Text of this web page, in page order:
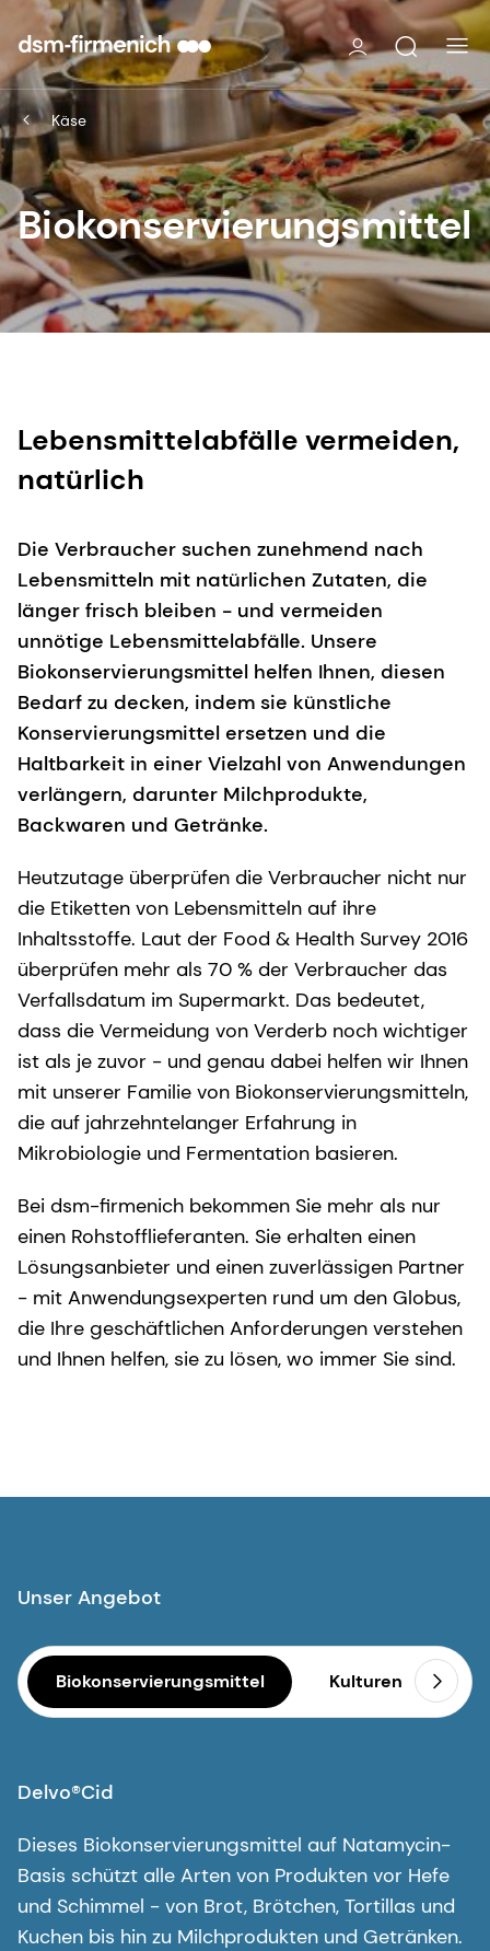
Käse
Biokonservierungsmittel
Lebensmittelabfälle vermeiden,
natürlich
Die Verbraucher suchen zunehmend nach
Lebensmitteln mit natürlichen Zutaten, die
länger frisch bleiben - und vermeiden
unnötige Lebensmittelabfälle. Unsere
Biokonservierungsmittel helfen Ihnen, diesen
Bedarf zu decken, indem sie künstliche
Konservierungsmittel ersetzen und die
Haltbarkeit in einer Vielzahl von Anwendungen
verlängern, darunter Milchprodukte,
Backwaren und Getränke.
Heutzutage überprüfen die Verbraucher nicht nur
die Etiketten von Lebensmitteln auf ihre
Inhaltsstoffe. Laut der Food & Health Survey 2016
überprüfen mehr als 70 % der Verbraucher das
Verfallsdatum im Supermarkt. Das bedeutet,
dass die Vermeidung von Verderb noch wichtiger
ist als je zuvor - und genau dabei helfen wir Ihnen
mit unserer Familie von Biokonservierungsmitteln,
die auf jahrzehntelanger Erfahrung in
Mikrobiologie und Fermentation basieren.
Bei dsm-firmenich bekommen Sie mehr als nur
einen Rohstofflieferanten. Sie erhalten einen
Lösungsanbieter und einen zuverlässigen Partner
- mit Anwendungsexperten rund um den Globus,
die Ihre geschäftlichen Anforderungen verstehen
und Ihnen helfen, sie zu lösen, wo immer Sie sind.
Unser Angebot
Biokonservierungsmittel Kulturen
Delvo®Cid
Dieses Biokonservierungsmittel auf Natamycin-
Basis schützt alle Arten von Produkten vor Hefe
und Schimmel - von Brot, Brötchen, Tortillas und
Kuchen bis hin zu Milchprodukten und Getränken.